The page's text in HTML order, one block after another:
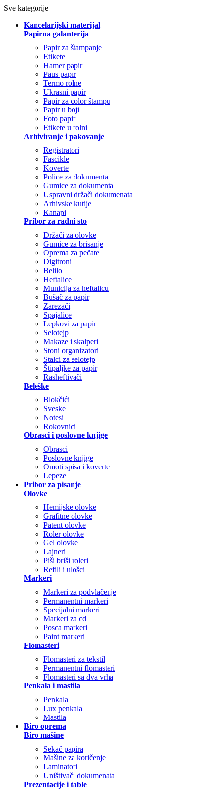
Sve kategorije
Kancelarijski materijal
Papirna galanterija
Papir za štampanje
Etikete
Hamer papir
Paus papir
Termo rolne
Ukrasni papir
Papir za color štampu
Papir u boji
Foto papir
Etikete u rolni
Arhiviranje i pakovanje
Registratori
Fascikle
Koverte
Police za dokumenta
Gumice za dokumenta
Uspravni držači dokumenata
Arhivske kutije
Kanapi
Pribor za radni sto
Držači za olovke
Gumice za brisanje
Oprema za pečate
Digitroni
Belilo
Heftalice
Municija za heftalicu
Bušač za papir
Zarezači
Spajalice
Lepkovi za papir
Selotejp
Makaze i skalperi
Stoni organizatori
Stalci za selotejp
Štipaljke za papir
Rasheftivači
Beleške
Blokčići
Sveske
Notesi
Rokovnici
Obrasci i poslovne knjige
Obrasci
Poslovne knjige
Omoti spisa i koverte
Lepeze
Pribor za pisanje
Olovke
Hemijske olovke
Grafitne olovke
Patent olovke
Roler olovke
Gel olovke
Lajneri
Piši briši roleri
Refili i ulošci
Markeri
Markeri za podvlačenje
Permanentni markeri
Specijalni markeri
Markeri za cd
Posca markeri
Paint markeri
Flomasteri
Flomasteri za tekstil
Permanentni flomasteri
Flomasteri sa dva vrha
Penkala i mastila
Penkala
Lux penkala
Mastila
Biro oprema
Biro mašine
Sekač papira
Mašine za koričenje
Laminatori
Uništivači dokumenata
Prezentacije i table